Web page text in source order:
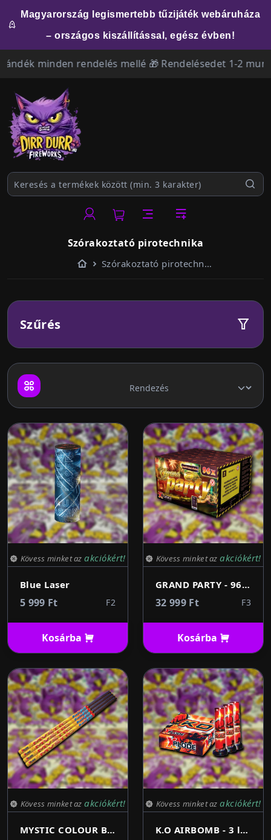
Magyarország legismertebb tűzijáték webáruháza
– országos kiszállítással, egész évben!
minden rendelés mellé 🎁 Rendelésedet 1-2
Szórakoztató pirotechnika
Kezdőlap Szórakoztató pirotechnika
Szűrés
Kövess minket azakciókért!
Blue Laser
5 999 Ft F2
Kosárba
Kövess minket azakciókért!
GRAND PARTY - 96 lövés 20mm
32 999 Ft F3
Kosárba
Kövess minket azakciókért!
MYSTIC COLOUR BALLS - 20 lövés 12mm
Kövess minket azakciókért!
K.O AIRBOMB - 3 lövés 20mm